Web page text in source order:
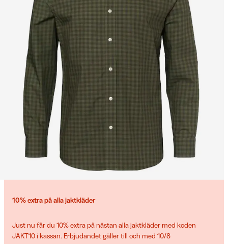
10% extra på alla jaktkläder
Just nu får du 10% extra på nästan alla jaktkläder med koden
JAKT10 i kassan. Erbjudandet gäller till och med 10/8